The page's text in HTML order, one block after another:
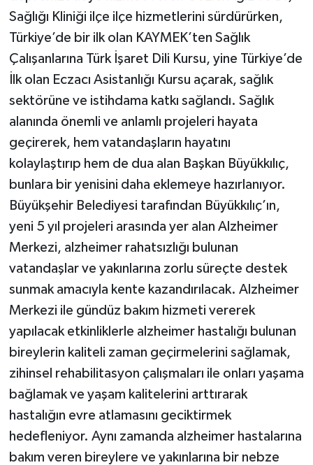
Sağlığı Kliniği ilçe ilçe hizmetlerini sürdürürken,
Türkiye’de bir ilk olan KAYMEK’ten Sağlık
Çalışanlarına Türk İşaret Dili Kursu, yine Türkiye’de
İlk olan Eczacı Asistanlığı Kursu açarak, sağlık
sektörüne ve istihdama katkı sağlandı. Sağlık
alanında önemli ve anlamlı projeleri hayata
geçirerek, hem vatandaşların hayatını
kolaylaştırıp hem de dua alan Başkan Büyükkılıç,
bunlara bir yenisini daha eklemeye hazırlanıyor.
Büyükşehir Belediyesi tarafından Büyükkılıç’ın,
yeni 5 yıl projeleri arasında yer alan Alzheimer
Merkezi, alzheimer rahatsızlığı bulunan
vatandaşlar ve yakınlarına zorlu süreçte destek
sunmak amacıyla kente kazandırılacak. Alzheimer
Merkezi ile gündüz bakım hizmeti vererek
yapılacak etkinliklerle alzheimer hastalığı bulunan
bireylerin kaliteli zaman geçirmelerini sağlamak,
zihinsel rehabilitasyon çalışmaları ile onları yaşama
bağlamak ve yaşam kalitelerini arttırarak
hastalığın evre atlamasını geciktirmek
hedefleniyor. Aynı zamanda alzheimer hastalarına
bakım veren bireylere ve yakınlarına bir nebze